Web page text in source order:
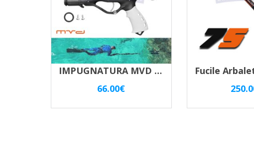
IMPUGNATURA MVD ZESO INVERTER
66.00€